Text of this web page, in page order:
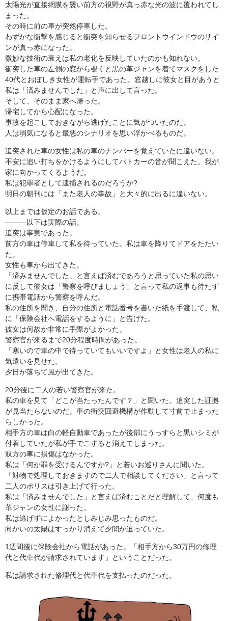
太陽光が直接網膜を襲い前方の視野が真っ赤な光の波に覆われてし
まった。
その時に前の車が突然停車した。
わずかな衝撃を感じると衝突を知らせるフロントウインドウのサイ
ンが真っ赤になった。
微妙な技術の衰えは私の老化を反映していたのかも知れない。
衝突した車の左側の窓から覗くと黒の革ジャンを着てマスクをした
40代とおぼしき女性が運転手であった。窓越しに彼女と目があうと
私は「済みませんでした」と声に出して言った。
そして、そのまま家へ帰った。
帰宅してから心配になった。
事故を起こしておきながら逃げたことに気がついたのだ。
人は弱気になると最悪のシナリオを思い浮かべるものだ。
追突された車の女性は私の車のナンバーを覚えていたに違いない。
不安に追い打ちをかけるようにしてパトカーの音が聞こえた。我が
家に向かってくるようだ。
私は犯罪者として逮捕されるのだろうか?
明日の朝刊には「また老人の事故」と大々的に出るに違いない。
以上までは仮定のお話である。
―――以下は実際の話。
追突は事実であった。
前方の車は停車して私を待っていた。私は車を降りてドアをたたい
た。
女性も車から出てきた。
「済みませんでした」と言えば済むであろうと思っていた私の思い
に反して彼女は「警察を呼びましょう」と言って私の返事も待たず
に携帯電話から警察を呼んだ。
私の住所を聞き、自分の住所と電話番号を書いた紙を手渡して、私
に「保険会社へ電話をするように」と告げた。
彼女は何故か非常に手際がよかった。
警察官が来るまで20分程度時間があった。
「寒いので車の中で待っていてもいいですよ」と女性は老人の私に
気遣いを見せた。
夕日が落ちて風が出てきた。
20分後に二人の若い警察官が来た。
私の車を見て「どこが当たったんです？」と聞いた。追突した証拠
が見当たらないのだ。車の衝突回避機構が作動して寸前で止まった
らしかった。
相手方の車は白の軽自動車であったが後部にうっすらと黒いシミが
付着していたが私が手でこすると消えてしまった。
双方の車に損傷はなかった。
私は「何か罪を受けるんですか?」と若いお巡りさんに聞いた。
「対物で処理しておきますので二人で相談してください」と言って
二人のポリスは引き上げて行った。
私は「済みませんでした」と言えば済むことだと理解して、何度も
革ジャンの女性に謝った。
私は逃げずによかったとしみじみ思ったものだ。
向かいの太陽はすっかり消えて夕闇が迫っていた。
1週間後に保険会社から電話があった。「相手方から30万円の修理
代と代車代が請求されています」ということだった。
私は請求された修理代と代車代を支払ったのだった。